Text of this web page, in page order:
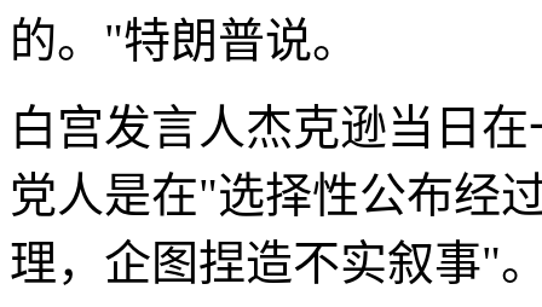
的。"特朗普说。
白宫发言人杰克逊当日
党人是在"选择性公布经
理，企图捏造不实叙事"